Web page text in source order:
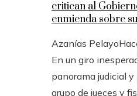
critican al
enmienda sobre
Azanías Pelayo
En un giro
panorama judicial y
grupo de jueces y